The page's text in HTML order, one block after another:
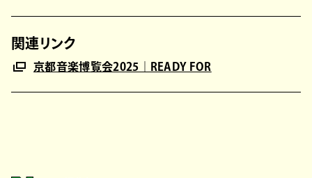
関連リンク
京都音楽博覧会2025｜READY FOR